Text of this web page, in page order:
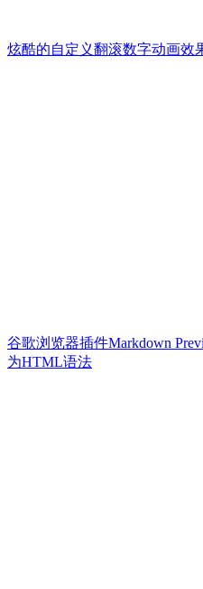
炫酷的自定义翻滚数字动画效
谷歌浏览器插件Markdown
为HTML语法